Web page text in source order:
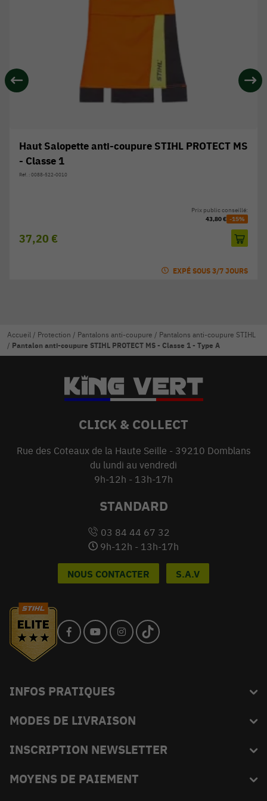
Haut Salopette anti-coupure STIHL PROTECT MS
- Classe 1
Réf. : 0088-522-0010
37,20 €
Prix public conseillé:
43,80 € -15%
EXPÉ SOUS 3/7 JOURS
Accueil / Protection / Pantalons anti-coupure / Pantalons anti-coupure STIHL
/ Pantalon anti-coupure STIHL PROTECT MS - Classe 1 - Type A
CLICK & COLLECT
Rue des Coteaux de la Haute Seille - 39210 Domblans
du lundi au vendredi
9h-12h - 13h-17h
STANDARD
03 84 44 67 32
9h-12h - 13h-17h
NOUS CONTACTER S.A.V
INFOS PRATIQUES
Blog
L'équipe du King
Livraison
MODES DE LIVRAISON
INSCRIPTION NEWSLETTER
Abonnez-vous et recevez en exclusivité les bons plans de
MOYENS DE PAIEMENT